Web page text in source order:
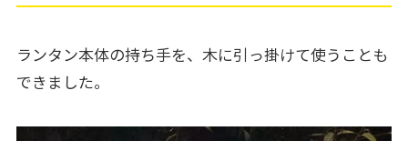
ランタン本体の持ち手を、木に引っ掛けて使うことも
できました。